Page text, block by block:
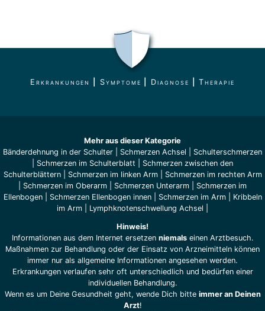
Erkrankungen Symptome Diagnose |Therapie
Mehr aus dieser Kategorie
Bänderdehnung in der Schulter
Schmerzen Achsel
Schulterschmerzen
Schmerzen im Schulterblatt
Schmerzen zwischen den
Schulterblättern| Schmerzen im linken Arm| Schmerzen im rechten Arm
Schmerzen im Oberarm Schmerzen Unterarm
Schmerzen im
Ellenbogen| Schmerzen Ellenbogen innen| Schmerzen im Arm| Kribbeln
im Arm
Lymphknotenschwellung Achsel
Hinweis!
Informationen aus dem Internet ersetzen niemalseinen Arztbesuch.
Maßnahmen zur Behandlung oder der Einsatz von Arzneimitteln können
immer nur als allgemeine Informationen angesehen werden.
Erkrankungen verlaufen sehr oft unterschiedlich und bedürfen einer
individuellen Behandlung.
Wenn es um Deine Gesundheit geht, wende Dich bitte immer an Deinen
Arzt!